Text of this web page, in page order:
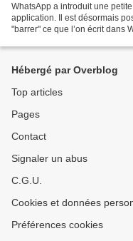
WhatsApp a introduit une
application. Il est désormais
"barrer" ce que l’on écrit dans
Hébergé par Overblog
Top articles
Pages
Contact
Signaler un abus
C.G.U.
Cookies et données
Préférences cookies